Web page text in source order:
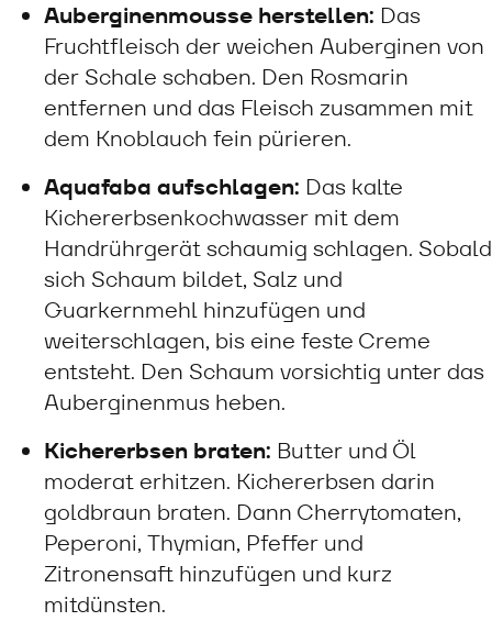
Auberginenmousse herstellen: Das
Fruchtfleisch der weichen Auberginen von
der Schale schaben. Den Rosmarin
entfernen und das Fleisch zusammen mit
dem Knoblauch fein pürieren.
Aquafaba aufschlagen: Das kalte
Kichererbsenkochwasser mit dem
Handrührgerät schaumig schlagen. Sobald
sich Schaum bildet, Salz und
Guarkernmehl hinzufügen und
weiterschlagen, bis eine feste Creme
entsteht. Den Schaum vorsichtig unter das
Auberginenmus heben.
Kichererbsen braten: Butter und Öl
moderat erhitzen. Kichererbsen darin
goldbraun braten. Dann Cherrytomaten,
Peperoni, Thymian, Pfeffer und
Zitronensaft hinzufügen und kurz
mitdünsten.